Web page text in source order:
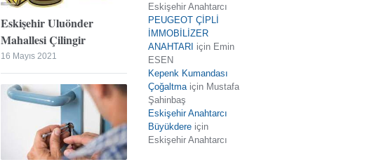
Eskişehir Uluönder
Mahallesi Çilingir
16 Mayıs 2021
Eskişehir Anahtarcı
PEUGEOT ÇİPLİ
İMMOBİLİZER
ANAHTARI için Emin
ESEN
Kepenk Kumandası
Çoğaltmaiçin Mustafa
Şahinbaş
Eskişehir Anahtarcı
Büyükdere için
Eskişehir Anahtarcı